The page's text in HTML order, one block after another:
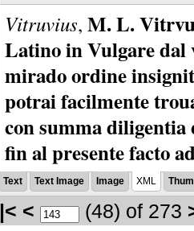
Vitruvius, M. L.
Latino in Vulgare dal
mirado ordine
potrai facilmente
con summa
fin al presente facto
Text Text Image Image XML
|< < (48) of 273